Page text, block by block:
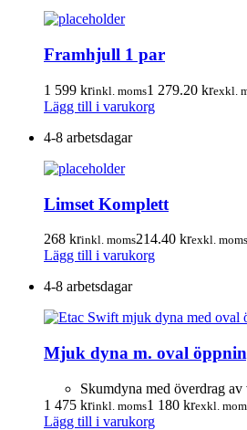
Framhjull 1 par
1 599 krinkl. moms1 279.20 krexkl.
Lägg till i varukorg
4-8 arbetsdagar
Limset Komplett
268 krinkl. moms214.40 krexkl. moms
Lägg till i varukorg
4-8 arbetsdagar
Mjuk dyna m. oval
Skumdyna med överdrag
1 475 krinkl. moms1 180 krexkl.
Lägg till i varukorg